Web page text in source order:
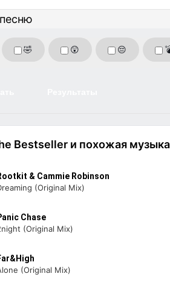
🤣 😲 😔
Bestseller и похожая музыка
& Cammie Robinson
(Original Mix)
Chase
(Original Mix)
(Original Mix)